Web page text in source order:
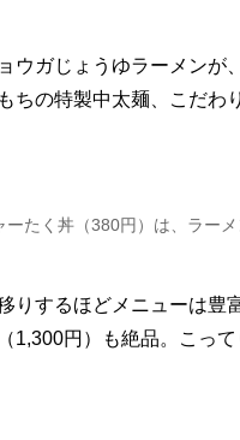
ウガじょうゆラーメン
ちの特製中太麺、こだ
たく丼（380円）は、ラーメ
りするほどメニューは
1,300円）も絶品。こっ